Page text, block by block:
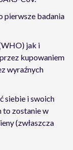
pierwsze badania
jak i
kupowaniem
wyraźnych
siebie i swoich
to zostanie w
(zwłaszcza